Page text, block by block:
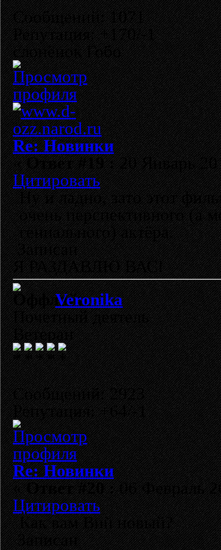
Сообщений: 1071
Репутация: +170/-1
слонёнок Гобо
Re: Новинки
«Ответ #19 :20 Январь
Цитировать
Ну и ладно, зато этот
очень перспективного (а
гениального) актёра.
Записан
Я РАЗДАВЛЮ ВАС!
Veronika
Почетный деятель
Ветеран
Сообщений: 2923
Репутация: +64/-1
Re: Новинки
«Ответ #20 :06 Февраль
Цитировать
Как вам Вий новый?
Записан